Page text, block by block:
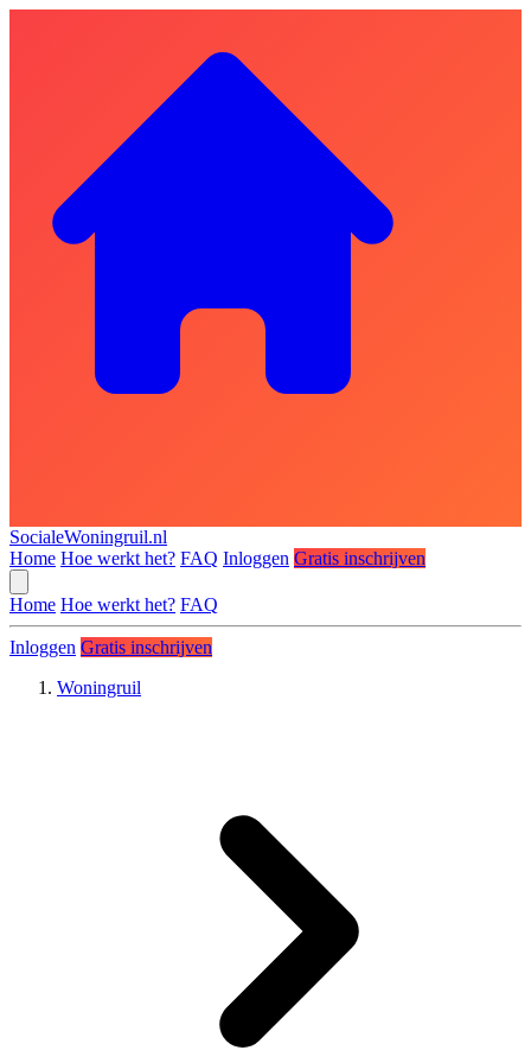
SocialeWoningruil.nl
Home Hoe werkt het? FAQ Inloggen Gratis inschrijven
Home Hoe werkt het? FAQ
Inloggen Gratis inschrijven
Woningruil